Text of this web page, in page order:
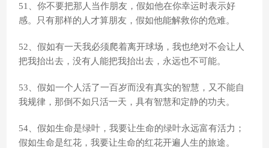
51、你不要把那人当作朋友，假如他在你幸运时表示好
感。只有那样的人才算朋友，假如他能解救你的危难。
52、假如有一天我必须爬着离开球场，我也绝对不会让人
把我抬出去，没有人能把我抬出去，永远也不可能。
53、假如一个人活了一百岁而没有真实的智慧，又不能自
我规律，那倒不如只活一天，具有智慧和定静的功夫。
54、假如生命是绿叶，我要让生命的绿叶永远富有活力；
假如生命是红花，我要让生命的红花开遍人生的旅途。